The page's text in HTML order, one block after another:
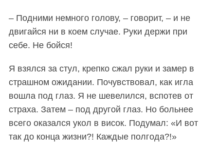
– Подними немного голову, – говорит, – и не
двигайся ни в коем случае. Руки держи при
себе. Не бойся!
Я взялся за стул, крепко сжал руки и замер в
страшном ожидании. Почувствовал, как игла
вошла под глаз. Я не шевелился, вспотев от
страха. Затем – под другой глаз. Но больнее
всего оказался укол в висок. Подумал: «И вот
так до конца жизни?! Каждые полгода?!»